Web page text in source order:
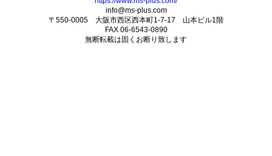
info@ms-plus.com
〒550-0005 大阪市西区西本町1-7-17 山本ビル1階
FAX 06-6543-0890
無断転載は固くお断り致します